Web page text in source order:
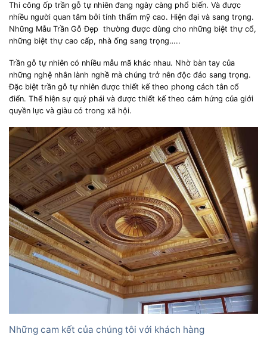
Thi công ốp trần gỗ tự nhiên đang ngày càng phổ biến. Và được
nhiều người quan tâm bởi tính thẩm mỹ cao. Hiện đại và sang trọng.
Những Mẫu Trần Gỗ Đẹp thường được dùng cho những biệt thự cổ,
những biệt thự cao cấp, nhà ống sang trọng…..
Trần gỗ tự nhiên có nhiều mẫu mã khác nhau. Nhờ bàn tay của
những nghệ nhân lành nghề mà chúng trở nên độc đáo sang trọng.
Đặc biệt trần gỗ tự nhiên được thiết kế theo phong cách tân cổ
điển. Thể hiện sự quý phái và được thiết kế theo cảm hứng của giới
quyền lực và giàu có trong xã hội.
Những cam kết của chúng tôi với khách hàng